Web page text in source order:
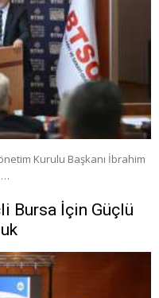
Kurulu Başkanı İbrahim
…
Bursa İçin Güçlü